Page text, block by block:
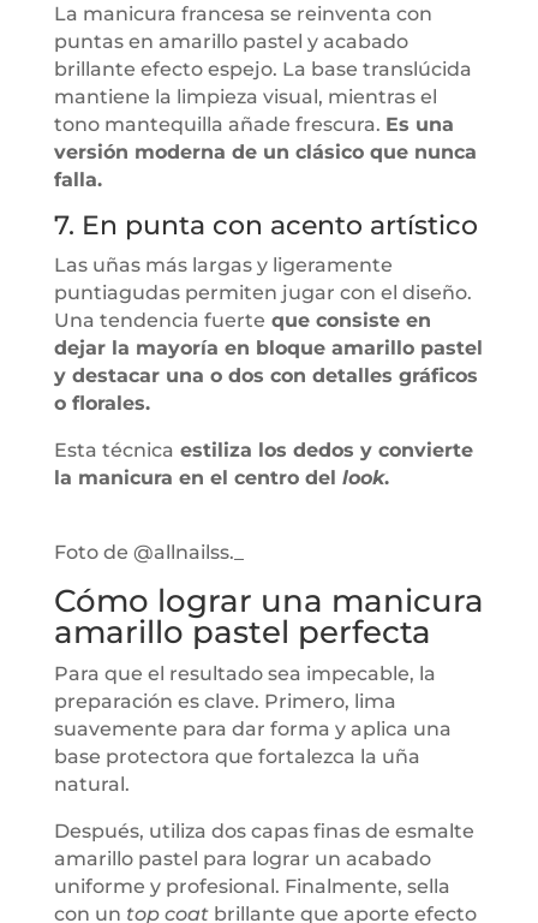
La manicura francesa se reinventa con
puntas en amarillo pastel y acabado
brillante efecto espejo. La base translúcida
mantiene la limpieza visual, mientras el
tono mantequilla añade frescura. Es una
versión moderna de un clásico que nunca
falla.
7. En punta con acento artístico
Las uñas más largas y ligeramente
puntiagudas permiten jugar con el diseño.
Una tendencia fuerte que consiste en
dejar la mayoría en bloque amarillo pastel
y destacar una o dos con detalles gráficos
o florales.
Esta técnica estiliza los dedos y convierte
la manicura en el centro del look.
Foto de @allnailss._
Cómo lograr una manicura
amarillo pastel perfecta
Para que el resultado sea impecable, la
preparación es clave. Primero, lima
suavemente para dar forma y aplica una
base protectora que fortalezca la uña
natural.
Después, utiliza dos capas finas de esmalte
amarillo pastel para lograr un acabado
uniforme y profesional. Finalmente, sella
con un top coatbrillante que aporte efecto